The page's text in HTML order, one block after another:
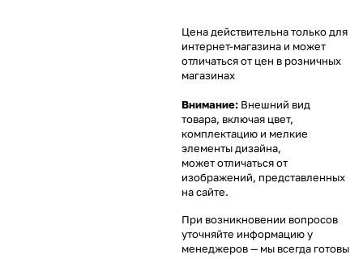
Цена действительна только для
интернет-магазина и может
отличаться от цен в розничных
магазинах
Внимание: Внешний вид
товара, включая цвет,
комплектацию и мелкие
элементы дизайна,
может отличаться от
изображений, представленных
на сайте.
При возникновении вопросов
уточняйте информацию у
менеджеров— мы всегда готовы